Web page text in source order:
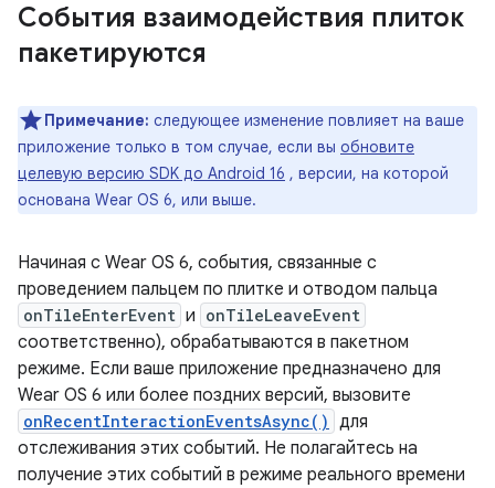
События взаимодействия плиток
пакетируются
Примечание: следующее изменение повлияет на ваше
приложение только в том случае, если вы обновите
целевую версию SDK до Android 16 , версии, на которой
основана Wear OS 6, или выше.
Начиная с Wear OS 6, события, связанные с
проведением пальцем по плитке и отводом пальца
onTileEnterEvent и onTileLeaveEvent
соответственно), обрабатываются в пакетном
режиме. Если ваше приложение предназначено для
Wear OS 6 или более поздних версий, вызовите
onRecentInteractionEventsAsync() для
отслеживания этих событий. Не полагайтесь на
получение этих событий в режиме реального времени